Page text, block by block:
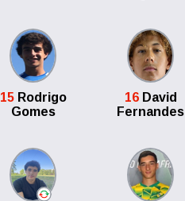
15Rodrigo
Gomes
16David
Fernandes